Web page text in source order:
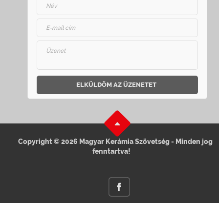
ELKÜLDÖM AZ ÜZENETET
Copyright © 2026 Magyar Kerámia Szövetség - Minden jog
fenntartva!